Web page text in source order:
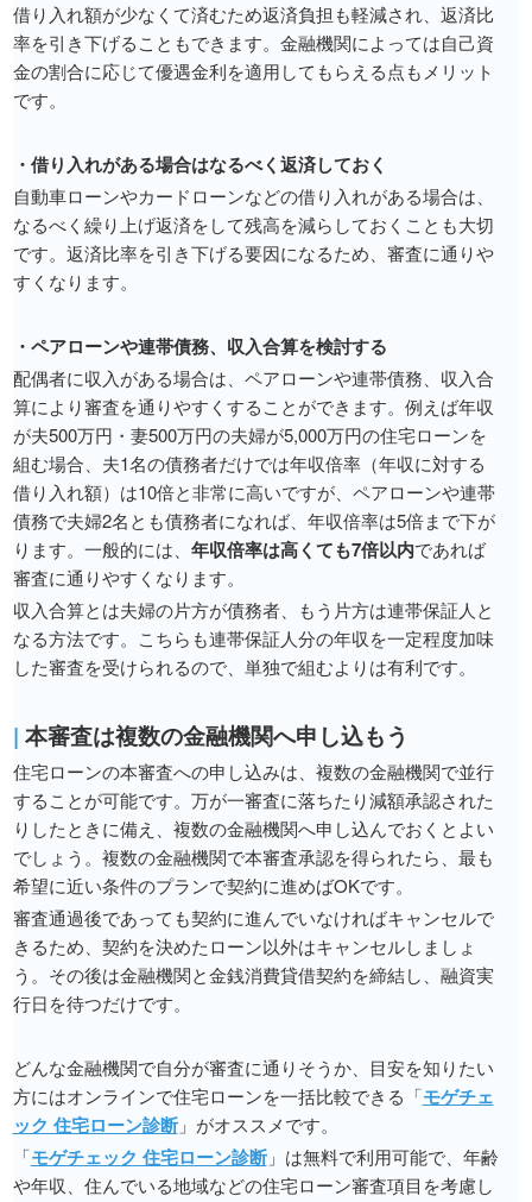
借り入れ額が少なくて済むため返済負担も軽減され、返済比
率を引き下げることもできます。金融機関によっては自己資
金の割合に応じて優遇金利を適用してもらえる点もメリット
です。
・借り入れがある場合はなるべく返済しておく
自動車ローンやカードローンなどの借り入れがある場合は、
なるべく繰り上げ返済をして残高を減らしておくことも大切
です。返済比率を引き下げる要因になるため、審査に通りや
すくなります。
・ペアローンや連帯債務、収入合算を検討する
配偶者に収入がある場合は、ペアローンや連帯債務、収入合
算により審査を通りやすくすることができます。例えば年収
が夫500万円・妻500万円の夫婦が5,000万円の住宅ローンを
組む場合、夫1名の債務者だけでは年収倍率（年収に対する
借り入れ額）は10倍と非常に高いですが、ペアローンや連帯
債務で夫婦2名とも債務者になれば、年収倍率は5倍まで下が
ります。一般的には、 年収倍率は高くても7倍以内であれば
審査に通りやすくなります。
収入合算とは夫婦の片方が債務者、もう片方は連帯保証人と
なる方法です。こちらも連帯保証人分の年収を一定程度加味
した審査を受けられるので、単独で組むよりは有利です。
| 本審査は複数の金融機関へ申し込もう
住宅ローンの本審査への申し込みは、複数の金融機関で並行
することが可能です。万が一審査に落ちたり減額承認された
りしたときに備え、複数の金融機関へ申し込んでおくとよい
でしょう。複数の金融機関で本審査承認を得られたら、最も
希望に近い条件のプランで契約に進めばOKです。
審査通過後であっても契約に進んでいなければキャンセルで
きるため、契約を決めたローン以外はキャンセルしましょ
う。その後は金融機関と金銭消費貸借契約を締結し、融資実
行日を待つだけです。
どんな金融機関で自分が審査に通りそうか、目安を知りたい
方にはオンラインで住宅ローンを一括比較できる「モゲチェ
ック 住宅ローン診断」がオススメです。
「モゲチェック 住宅ローン診断」は無料で利用可能で、年齢
や年収、住んでいる地域などの住宅ローン審査項目を考慮し